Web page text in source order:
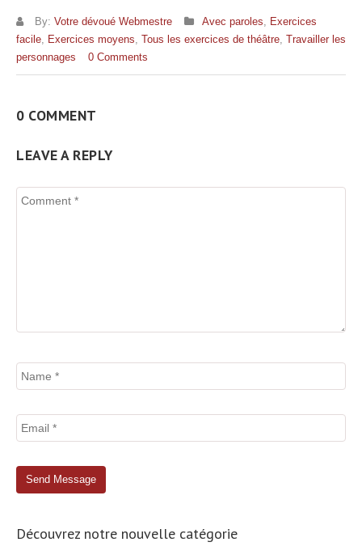
By: Votre dévoué Webmestre Avec paroles, Exercices
facile, Exercices moyens, Tous les exercices de théâtre, Travailler les
personnages
0 Comments
0 COMMENT
LEAVE A REPLY
Découvrez notre nouvelle catégorie